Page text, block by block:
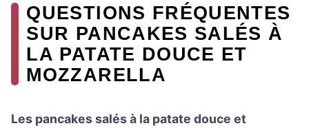
QUESTIONS FRÉQUENTES
SUR PANCAKES SALÉS À
LA PATATE DOUCE ET
MOZZARELLA
Les pancakes salés à la patate douce et